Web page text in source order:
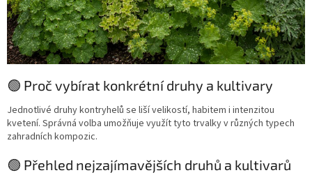
🟢 Proč vybírat konkrétní druhy a kultivary
Jednotlivé druhy kontryhelů se liší velikostí, habitem i intenzitou
kvetení. Správná volba umožňuje využít tyto trvalky v různých typech
zahradních kompozic.
🟢 Přehled nejzajímavějších druhů a kultivarů